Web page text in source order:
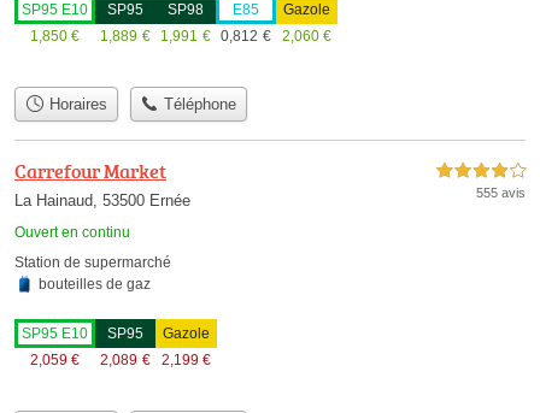
SP95 E10
1,850 €
SP95
1,889 €
SP98
1,991 €
E85
0,812 €
Gazole
2,060 €
Horaires Téléphone
Carrefour Market
La Hainaud, 53500 Ernée
Ouvert en continu
4,0 étoiles sur 5
555 avis
Station de supermarché
bouteilles de gaz
SP95 E10
2,059 €
SP95
2,089 €
Gazole
2,199 €